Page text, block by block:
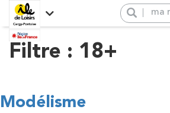
Activités
Filtre : 18+
Modélisme
Panneau de gestion des cookies